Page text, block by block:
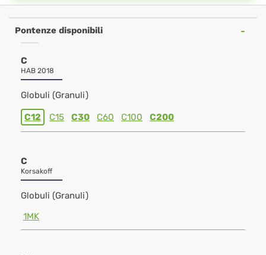
Pontenze disponibili
C
HAB 2018
Globuli (Granuli)
C12 C15 C30 C60 C100 C200
C
Korsakoff
Globuli (Granuli)
1MK